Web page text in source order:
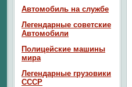
Автомобиль на службе
Легендарные советские
Автомобили
Полицейские машины
мира
Легендарные грузовики
СССР